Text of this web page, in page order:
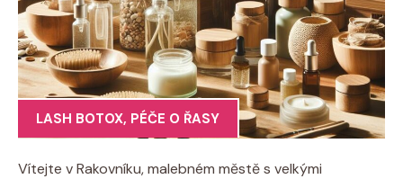
LASH BOTOX, PÉČE O ŘASY
Vítejte v Rakovníku, malebném městě s velkými